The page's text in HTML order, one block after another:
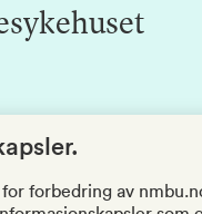
forbedring av